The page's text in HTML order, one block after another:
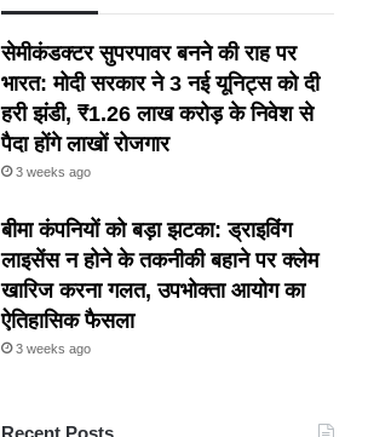
सेमीकंडक्टर सुपरपावर बनने की राह पर
भारत: मोदी सरकार ने 3 नई यूनिट्स को दी
हरी झंडी, ₹1.26 लाख करोड़ के निवेश से
पैदा होंगे लाखों रोजगार
3 weeks ago
बीमा कंपनियों को बड़ा झटका: ड्राइविंग
लाइसेंस न होने के तकनीकी बहाने पर क्लेम
खारिज करना गलत, उपभोक्ता आयोग का
ऐतिहासिक फैसला
3 weeks ago
Recent Posts